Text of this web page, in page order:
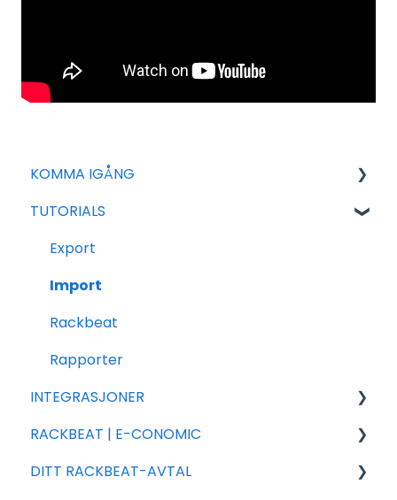
KOMMA IGÅNG
För nya avtal
Allmän Inställning
Add-ons
Försaljning
Varor
Inköp
TUTORIALS
Export
Import
Rackbeat
Rapporter
INTEGRASJONER
Shopify
Woocommerce
RACKBEAT | E-CONOMIC
Ofta stillde frågor
DITT RACKBEAT-AVTAL